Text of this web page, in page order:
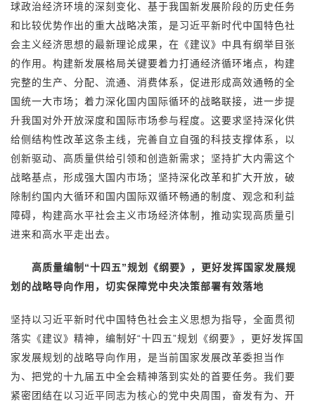
球政治经济环境的深刻变化、基于我国新发展阶段的历史任务
和比较优势作出的重大战略决策，是习近平新时代中国特色社
会主义经济思想的最新理论成果，在《建议》中具有纲举目张
的作用。构建新发展格局关键要着力打通经济循环堵点，构建
完整的生产、分配、流通、消费体系，促进形成高效通畅的全
国统一大市场；着力深化国内国际循环的战略联接，进一步提
升我国对外开放深度和国际市场参与程度。这要求坚持深化供
给侧结构性改革这条主线，完善自立自强的科技支撑体系，以
创新驱动、高质量供给引领和创造新需求；坚持扩大内需这个
战略基点，形成强大国内市场；坚持深化改革和扩大开放，破
除制约国内大循环和国内国际双循环畅通的制度、观念和利益
障碍，构建高水平社会主义市场经济体制，推动实现高质量引
进来和高水平走出去。
高质量编制“十四五”规划《纲要》，更好发挥国家发展规
划的战略导向作用，切实保障党中央决策部署有效落地
坚持以习近平新时代中国特色社会主义思想为指导，全面贯彻
落实《建议》精神，编制好“十四五”规划《纲要》，更好发挥国
家发展规划的战略导向作用，是当前国家发展改革委担当作
为、把党的十九届五中全会精神落到实处的首要任务。我们要
紧密团结在以习近平同志为核心的党中央周围，奋发有为、开